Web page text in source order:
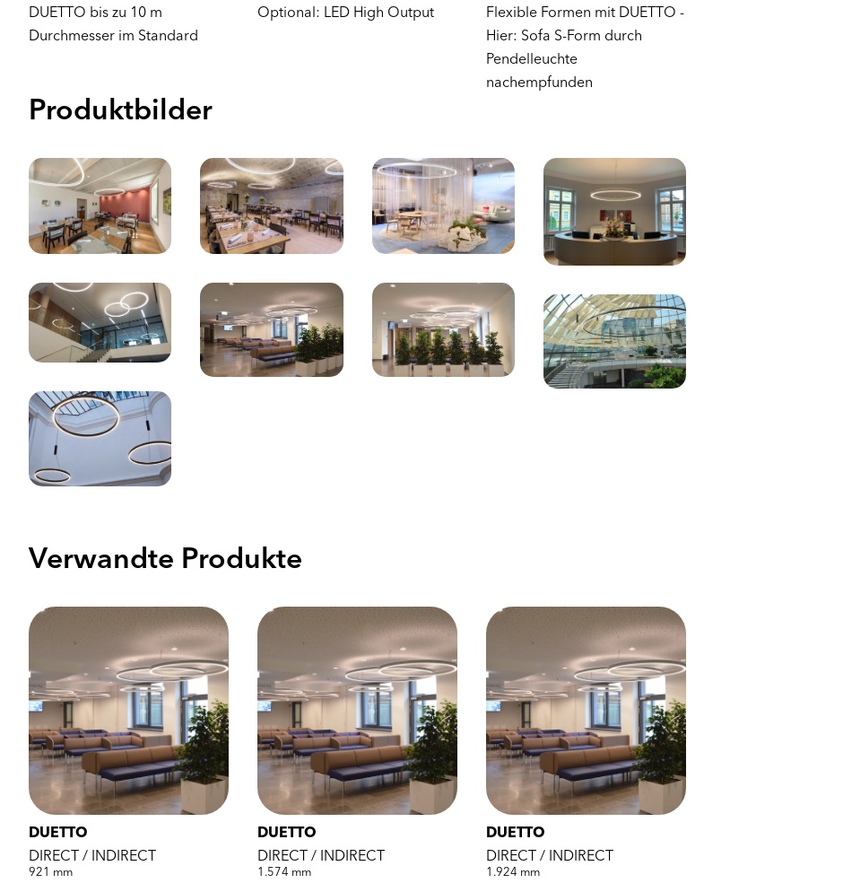
DUETTO bis zu 10 m
Durchmesser im Standard
Optional: LED High Output
Flexible Formen mit DUETTO -
Hier: Sofa S-Form durch
Pendelleuchte
nachempfunden
Produktbilder
Verwandte Produkte
DUETTO
DIRECT / INDIRECT
921 mm
DUETTO
DIRECT / INDIRECT
1.574 mm
DUETTO
DIRECT / INDIRECT
1.924 mm